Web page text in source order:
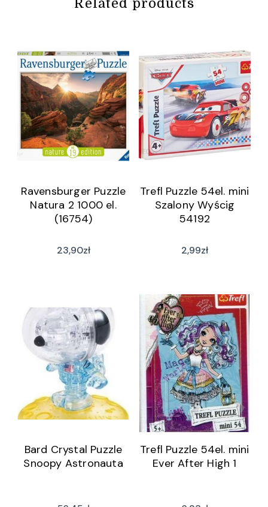
Related products
Ravensburger Puzzle
Natura 2 1000 el.
(16754)
23,90zł
Trefl Puzzle 54el. mini
Szalony Wyścig
54192
2,99zł
Bard Crystal Puzzle
Snoopy Astronauta
Trefl Puzzle 54el. mini
Ever After High 1